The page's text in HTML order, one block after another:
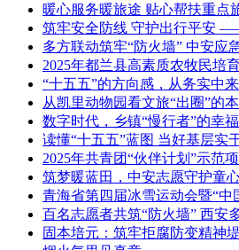
暖心服务暖旅途 贴心帮扶重点
筑牢安全防线 守护出行平安
多方联动筑牢“防火墙” 中安
2025年都兰县高素质农牧民培
“十五五”的方向感，从务实中来
从凯里动物园看文旅“出圈”的
数字时代，乡镇“慢行者”的幸
读懂“十五五”蓝图 当好基层实
2025年共青团“伙伴计划”示范
筑梦暖蓝田，中安志愿守护童
青海省第四届冰雪运动会暨“中
百名志愿者共筑“防火墙” 西安
固本培元：筑牢拒腐防变精神